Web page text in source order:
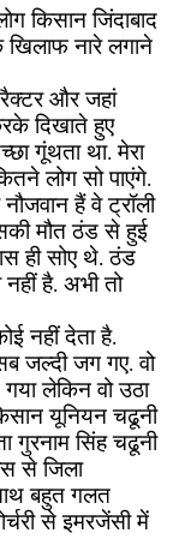
किसान जिंदाबाद
खिलाफ नारे लगाने
और जहां
दिखाते हुए
गूंथता था. मेरा
लोग सो पाएंगे.
हैं वे ट्रॉली
मौत ठंड से हुई
ही सोए थे. ठंड
है. अभी तो
नहीं देता है.
जल्दी जग गए. वो
लेकिन वो उठा
यूनियन चढूनी
सिंह चढूनी
से जिला
बहुत गलत
से इमरजेंसी में